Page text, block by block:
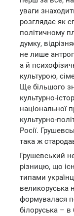
уваги
розглядає як
політичному
думку,
не лише
а й
культурою,
Ще більшого
культурно-
національної
культурно-
Росії.
така ж
Грушевський
різницю, що
типами
великоруська
формувалася
білоруська –